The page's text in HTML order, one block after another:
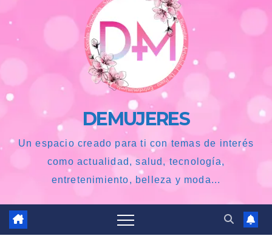
DEMUJERES
Un espacio creado para ti con temas de interés
como actualidad, salud, tecnología,
entretenimiento, belleza y moda...